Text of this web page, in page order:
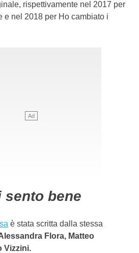
rispettivamente nel 2017 per
e nel 2018 per Ho cambiato i
sento bene
è stata scritta dalla stessa
Flora, Matteo
Vizzini.